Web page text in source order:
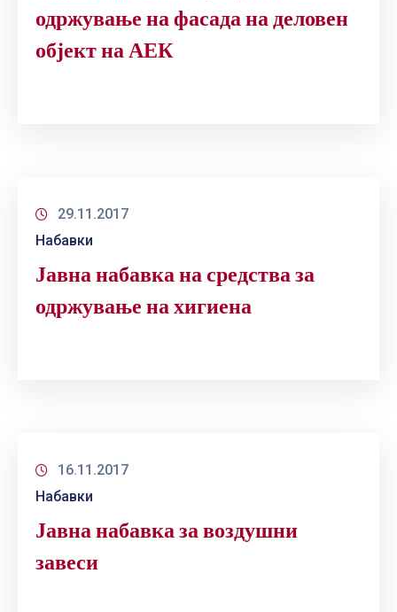
одржување на фасада на деловен
објект на АЕК
29.11.2017
Набавки
Јавна набавка на средства за
одржување на хигиена
16.11.2017
Набавки
Јавна набавка за воздушни
завеси